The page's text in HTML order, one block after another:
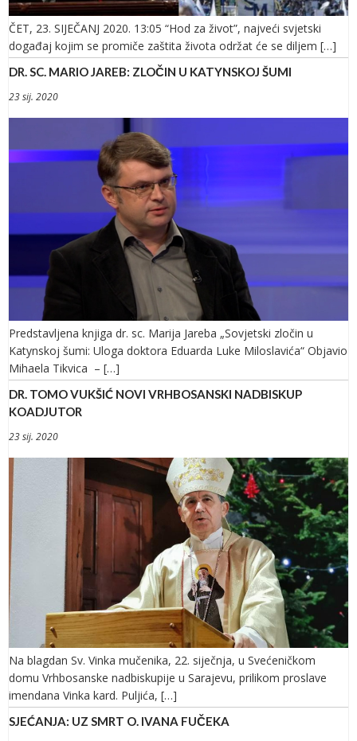
ČET, 23. SIJEČANJ 2020. 13:05 “Hod za život”, najveći svjetski
događaj kojim se promiče zaštita života održat će se diljem […]
DR. SC. MARIO JAREB: ZLOČIN U KATYNSKOJ ŠUMI
23 sij. 2020
Predstavljena knjiga dr. sc. Marija Jareba „Sovjetski zločin u
Katynskoj šumi: Uloga doktora Eduarda Luke Miloslavića“ Objavio
Mihaela Tikvica – […]
DR. TOMO VUKŠIĆ NOVI VRHBOSANSKI NADBISKUP
KOADJUTOR
23 sij. 2020
Na blagdan Sv. Vinka mučenika, 22. siječnja, u Svećeničkom
domu Vrhbosanske nadbiskupije u Sarajevu, prilikom proslave
imendana Vinka kard. Puljića, […]
SJEĆANJA: UZ SMRT O. IVANA FUČEKA